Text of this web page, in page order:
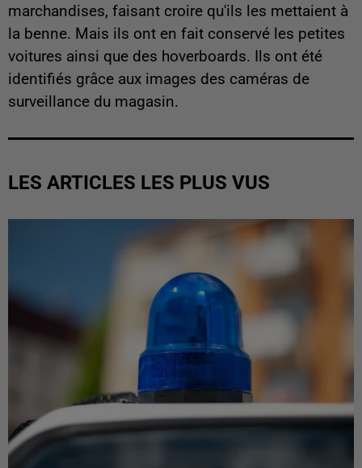
marchandises, faisant croire qu'ils les mettaient à
la benne. Mais ils ont en fait conservé les petites
voitures ainsi que des hoverboards. Ils ont été
identifiés grâce aux images des caméras de
surveillance du magasin.
LES ARTICLES LES PLUS VUS